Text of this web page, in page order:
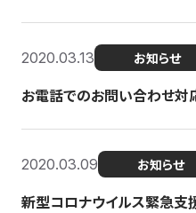
2020.03.13 お知らせ
お電話でのお問い合わせ対
2020.03.09 お知らせ
新型コロナウイルス緊急支